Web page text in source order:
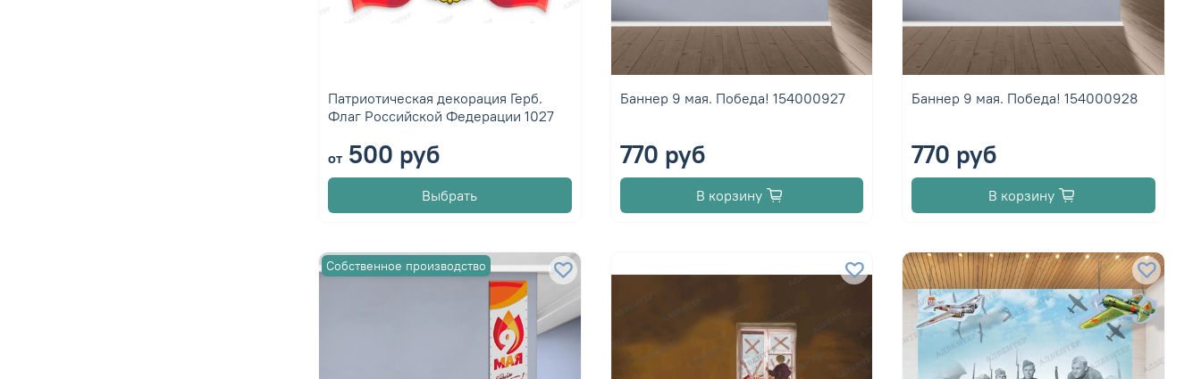
Патриотическая декорация Герб.
Флаг Российской Федерации 1027
от500 руб
Выбрать
Баннер 9 мая. Победа! 154000927
770 руб
В корзину
Баннер 9 мая. Победа! 154000928
770 руб
В корзину
Собственное производство